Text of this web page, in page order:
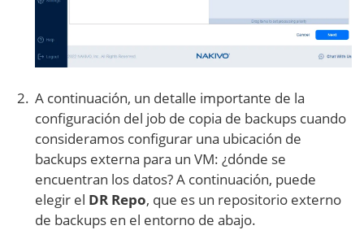
A continuación, un detalle importante de la
configuración del job de copia de backups cuando
consideramos configurar una ubicación de
backups externa para un VM: ¿dónde se
encuentran los datos? A continuación, puede
elegir el DR Repo, que es un repositorio externo
de backups en el entorno de abajo.